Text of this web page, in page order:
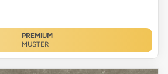
PREMIUM
MUSTER